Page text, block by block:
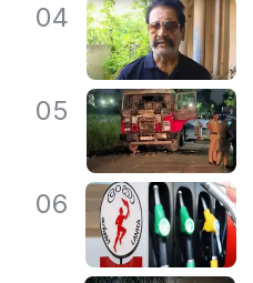
04
05
06